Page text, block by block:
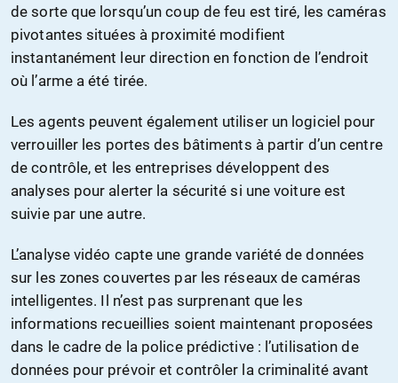
de sorte que lorsqu’un coup de feu est tiré, les caméras
pivotantes situées à proximité modifient
instantanément leur direction en fonction de l’endroit
où l’arme a été tirée.
Les agents peuvent également utiliser un logiciel pour
verrouiller les portes des bâtiments à partir d’un centre
de contrôle, et les entreprises développent des
analyses pour alerter la sécurité si une voiture est
suivie par une autre.
L’analyse vidéo capte une grande variété de données
sur les zones couvertes par les réseaux de caméras
intelligentes. Il n’est pas surprenant que les
informations recueillies soient maintenant proposées
dans le cadre de la police prédictive : l’utilisation de
données pour prévoir et contrôler la criminalité avant